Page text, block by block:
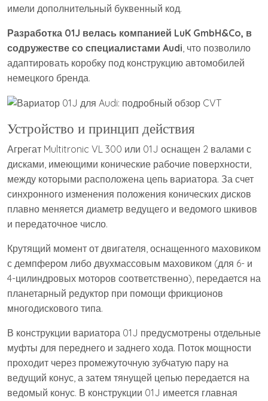
имели дополнительный буквенный код.
Разработка 01J велась компанией LuK GmbH&Co, в
содружестве со специалистами Audi, что позволило
адаптировать коробку под конструкцию автомобилей
немецкого бренда.
Устройство и принцип действия
Агрегат Multitronic VL 300 или 01J оснащен 2 валами с
дисками, имеющими конические рабочие поверхности,
между которыми расположена цепь вариатора. За счет
синхронного изменения положения конических дисков
плавно меняется диаметр ведущего и ведомого шкивов
и передаточное число.
Крутящий момент от двигателя, оснащенного маховиком
с демпфером либо двухмассовым маховиком (для 6- и
4-цилиндровых моторов соответственно), передается на
планетарный редуктор при помощи фрикционов
многодискового типа.
В конструкции вариатора 01J предусмотрены отдельные
муфты для переднего и заднего хода. Поток мощности
проходит через промежуточную зубчатую пару на
ведущий конус, а затем тянущей цепью передается на
ведомый конус. В конструкции 01J имеется главная